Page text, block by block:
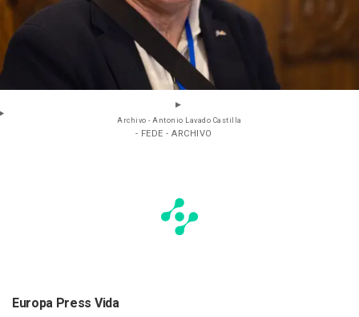
Archivo - Antonio Lavado Castilla
- FEDE - ARCHIVO
Europa Press Vida